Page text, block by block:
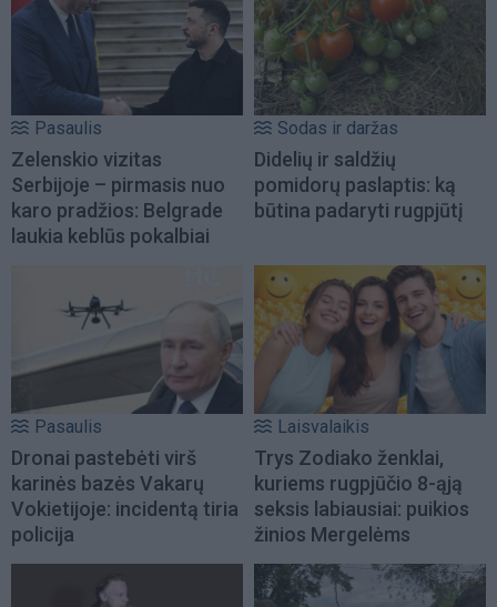
Pasaulis
Zelenskio vizitas
Serbijoje – pirmasis nuo
karo pradžios: Belgrade
laukia keblūs pokalbiai
Sodas ir daržas
Didelių ir saldžių
pomidorų paslaptis: ką
būtina padaryti rugpjūtį
Pasaulis
Dronai pastebėti virš
karinės bazės Vakarų
Vokietijoje: incidentą tiria
policija
Laisvalaikis
Trys Zodiako ženklai,
kuriems rugpjūčio 8-ąją
seksis labiausiai: puikios
žinios Mergelėms